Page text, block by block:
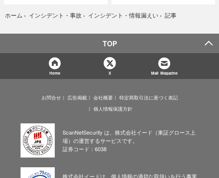
ホーム › インシデント・事故 › インシデント・情報漏えい › 記事
TOP
Home X Mail Magazine
お問合せ 広告掲載 会社概要
特定商取引法に基づく表記
個人情報保護方針
ScanNetSecurity は、株式会社イード（東証グロース上
場）の運営するサービスです。
証券コード：6038
株式会社イードは、個人情報の適切な取扱いを行う事業